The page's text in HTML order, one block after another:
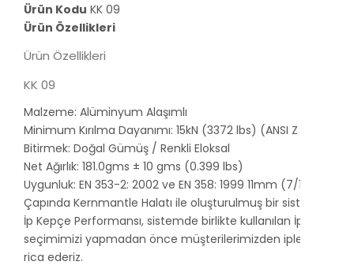
Ürün Kodu KK 09
Ürün Özellikleri
Ürün Özellikleri
KK 09
Malzeme: Alüminyum Alaşımlı
Minimum Kırılma Dayanımı: 15kN (3372 lbs) (ANSI Z 359.1-
Bitirmek: Doğal Gümüş / Renkli Eloksal
Net Ağırlık: 181.0gms ± 10 gms (0.399 lbs)
Uygunluk: EN 353-2: 2002 ve EN 358: 1999 11mm (7/16 ″)
Çapında Kernmantle Halatı ile oluşturulmuş bir sistem
İp Kepçe Performansı, sistemde birlikte kullanılan İpin
seçimimizi yapmadan önce müşterilerimizden iplerindeki
rica ederiz.